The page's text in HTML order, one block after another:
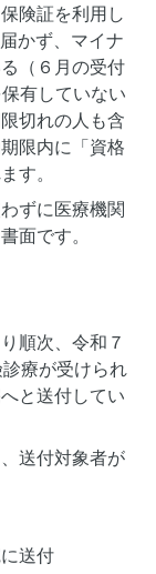
険証を利用し
かず、マイナ
（６月の受付
有していない
切れの人も含
限内に「資格
す。
ずに医療機関
面です。
順次、令和７
療が受けられ
と送付してい
送付対象者が
送付